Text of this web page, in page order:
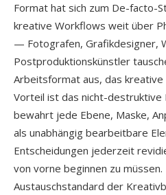
Format hat sich zum De-facto-
kreative Workflows weit über
— Fotografen, Grafikdesigner,
Postproduktionskünstler
Arbeitsformat aus, das kreative
Vorteil ist das nicht-destruktive
bewahrt jede Ebene, Maske,
als unabhängig bearbeitbare
Entscheidungen jederzeit
von vorne beginnen zu
Austauschstandard der